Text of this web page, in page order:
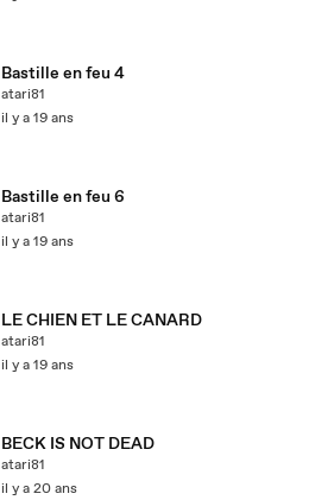
Bastille en feu 4
atari81
il y a 19 ans
Bastille en feu 6
atari81
il y a 19 ans
LE CHIEN ET LE CANARD
atari81
il y a 19 ans
BECK IS NOT DEAD
atari81
il y a 20 ans